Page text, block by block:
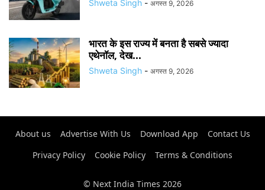
Shweta Singh - अगस्त 9, 2026
भारत के इस राज्य में बनता है सबसे ज्यादा
एथेनॉल, देख...
Shweta Singh - अगस्त 9, 2026
About us Advertise With Us Download App
Contact Us
Privacy Policy
Cookie Policy Terms & Conditions
© Next India Times 2026